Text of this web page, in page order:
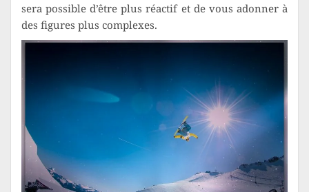
sera possible d’être plus réactif et de vous adonner à
des figures plus complexes.